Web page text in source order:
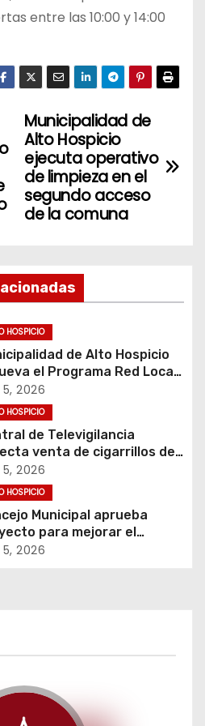
entre las 10:00 y 14:00
Municipalidad de
Alto Hospicio
ejecuta operativo
de limpieza en el
segundo acceso
de la comuna
HOSPICIO
de Alto Hospicio
el Programa Red Local
y Cuidados
2026
HOSPICIO
de Televigilancia
venta de cigarrillos de
y permite
de más de 3 mil
2026
HOSPICIO
Municipal aprueba
para mejorar el
público del sector El
2026